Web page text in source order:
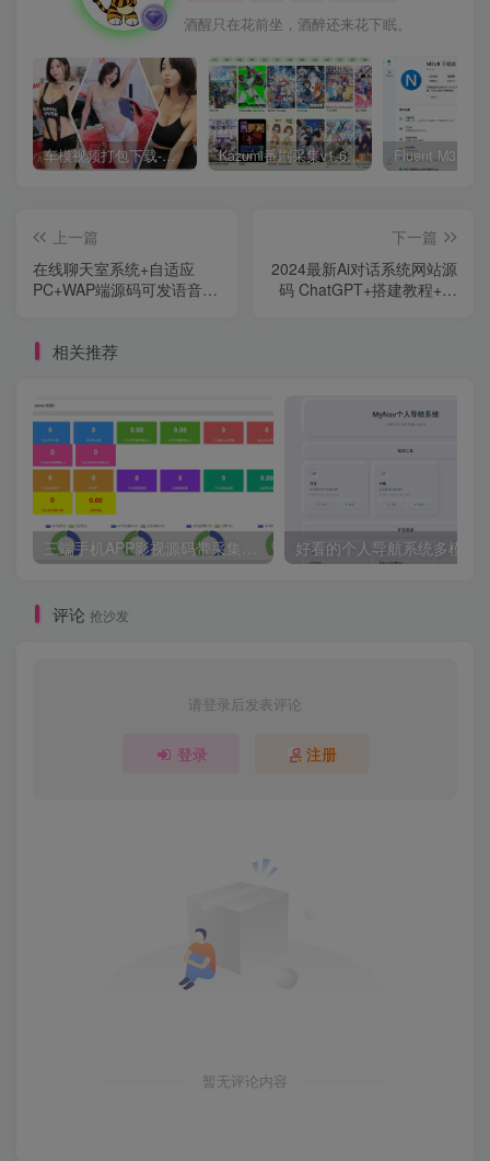
酒醒只在花前坐，酒醉还来花下眠。
车模视频打包下载-高清无水印版 Kazumi番剧采集v1.6.9：支持自定义规则+在线观看+弹幕，跨平台下载
上一篇
在线聊天室系统+自适应
PC+WAP端源码可发语音图
下一篇
2024最新Ai对话系统网站源
码 ChatGPT+搭建教程+前
相关推荐
评论 抢沙发
请登录后发表评论
登录 注册
暂无评论内容